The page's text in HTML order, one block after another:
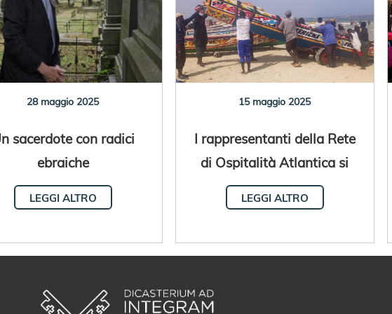
28 maggio 2025
sacerdote con radici
ebraiche
LEGGI ALTRO
15 maggio 2025
I rappresentanti della Rete
di Ospitalità Atlantica si
incontrano in Senegal
LEGGI ALTRO